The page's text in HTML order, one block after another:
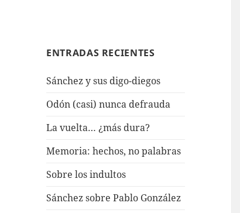
ENTRADAS RECIENTES
Sánchez y sus digo-diegos
Odón (casi) nunca defrauda
La vuelta… ¿más dura?
Memoria: hechos, no palabras
Sobre los indultos
Sánchez sobre Pablo González